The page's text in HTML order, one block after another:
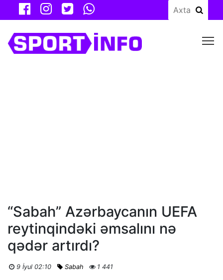
“Sabah” Azərbaycanın UEFA
reytinqindəki əmsalını nə
qədər artırdı?
9 İyul 02:10 Sabah 1 441